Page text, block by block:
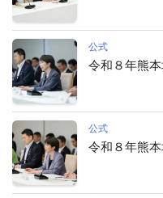
公式
令和８年熊
公式
令和８年熊